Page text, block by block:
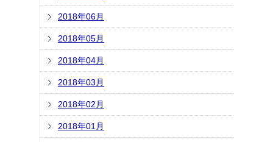
2018年06月
2018年05月
2018年04月
2018年03月
2018年02月
2018年01月